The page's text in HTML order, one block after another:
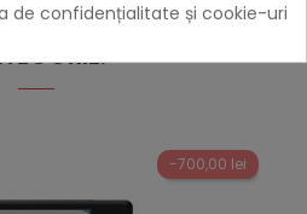
IN ACEEASI
-700,00 lei
de confidențialitate și cookie-uri